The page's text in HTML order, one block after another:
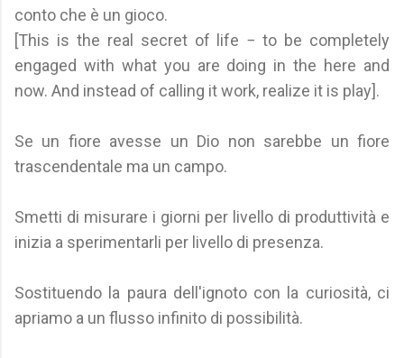
conto che è un gioco.
[This is the real secret of life − to be completely
engaged with what you are doing in the here and
now. And instead of calling it work, realize it is play].
Se un fiore avesse un Dio non sarebbe un fiore
trascendentale ma un campo.
Smetti di misurare i giorni per livello di produttività e
inizia a sperimentarli per livello di presenza.
Sostituendo la paura dell'ignoto con la curiosità, ci
apriamo a un flusso infinito di possibilità.